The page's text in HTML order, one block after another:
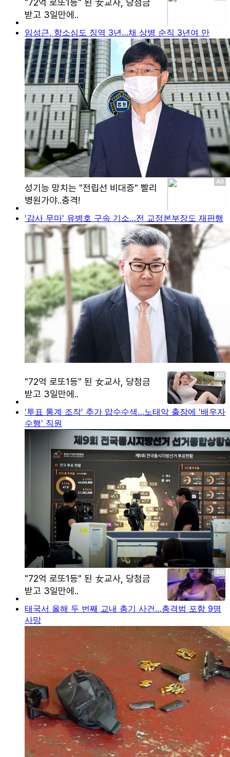
임성근, 항소심도 징역 3년…채 상병 순직 3년여 만
'감사 무마' 유병호 구속 기소…전 교정본부장도 재판행
'투표 통계 조작' 추가 압수수색…노태악 출장에 '배우자
수행' 직원
태국서 올해 두 번째 교내 총기 사건…총격범 포함 9명
사망